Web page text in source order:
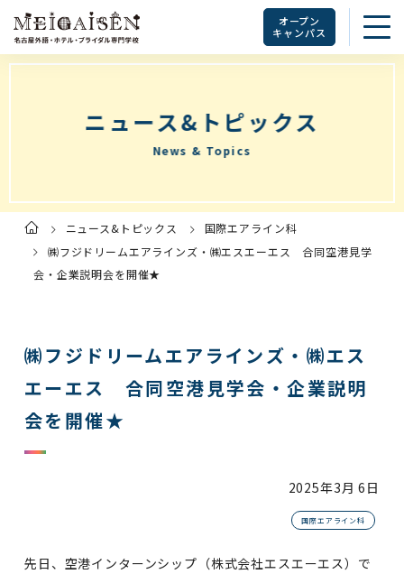
オープン
キャンパス
ニュース&トピックス
News & Topics
ト
プ
ペ
ー
ジ
ニュース&トピックス
国際エアライン科
㈱フジドリームエアラインズ・㈱エスエーエス 合同空港見学
会・企業説明会を開催★
㈱フジドリームエアラインズ・㈱エス
エーエス 合同空港見学会・企業説明
会を開催★
2025年3月 6日
国際エアライン科
先日、空港インターンシップ（株式会社エスエーエス）で